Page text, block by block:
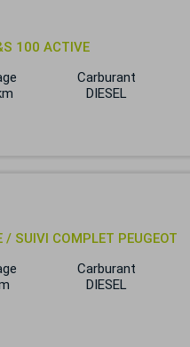
100 ACTIVE
Carburant
DIESEL
SUIVI COMPLET PEUGEOT
Carburant
DIESEL